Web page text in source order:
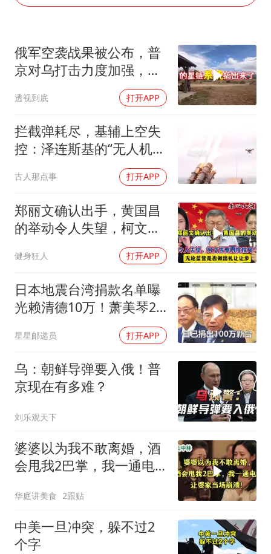
36岁男演员成景区NPC后人气爆棚
梁家辉：到内地拍戏不是北上是回归
全民健身事业高质量发展
俄军空袭战果被公布，普
京对乌打击力度加强，泽
透视到底 打开APP
拦截弹耗尽，基辅上空失
控：泽连斯基的“无人机神
话”为何突然没人提了
古人那点事 打开APP
郑丽文确认出手，黄国昌
的举动令人失望，柯文哲
健身狂人 打开APP
日本地震台湾捐款名单曝
光赖清德10万！萧美琴20
星星邮递员 打开APP
乌：朝鲜导弹要入俄！普
京现在有多难？
刘乐观天下
婆婆以为我不敢离婚，酒
会甩我2巴掌，我一通电
华庭讲美食 2跟贴
中美一旦冲突，躲不过2
个字